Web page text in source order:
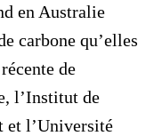
en Australie
carbone qu’elles
de
l’Institut de
et l’Université